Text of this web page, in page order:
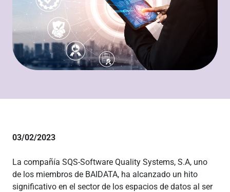
03/02/2023
La compañía SQS-Software Quality Systems, S.A, uno
de los miembros de BAIDATA, ha alcanzado un hito
significativo en el sector de los espacios de datos al ser